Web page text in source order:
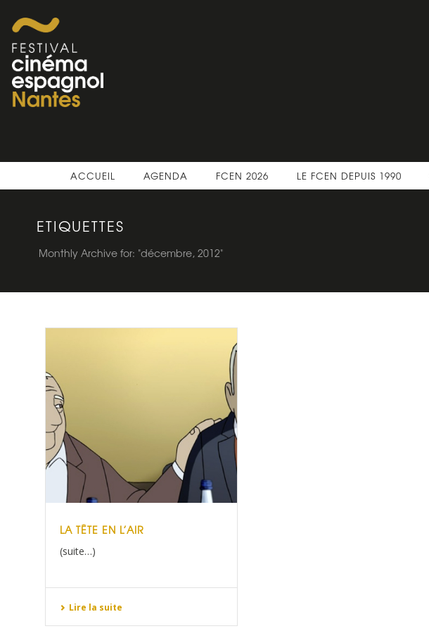
ACCUEIL AGENDA FCEN 2026 LE FCEN DEPUIS 1990
ETIQUETTES
Monthly Archive for: "décembre, 2012"
LA TÊTE EN L’AIR
(suite…)
Lire la suite